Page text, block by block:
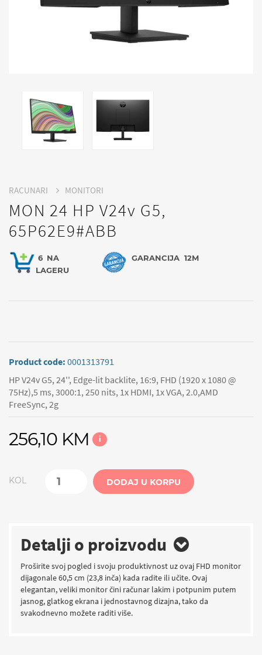
RACUNARI MONITORI
MON 24 HP V24v G5,
65P62E9#ABB
6 NA
LAGERU
GARANCIJA 12M
Product code: 0001313791
HP V24v G5, 24'', Edge-lit backlite, 16:9, FHD (1920 x 1080 @
75Hz),5 ms, 3000:1, 250 nits, 1x HDMI, 1x VGA, 2.0,AMD
FreeSync, 2g
256,10 KM i
KOL DODAJ U KORPU
Detalji o proizvodu
Proširite svoj pogled i svoju produktivnost uz ovaj FHD monitor
dijagonale 60,5 cm (23,8 inča) kada radite ili učite. Ovaj
elegantan, veliki monitor čini računar lakim i potpunim putem
jasnog, glatkog ekrana i jednostavnog dizajna, tako da
svakodnevno možete raditi više.